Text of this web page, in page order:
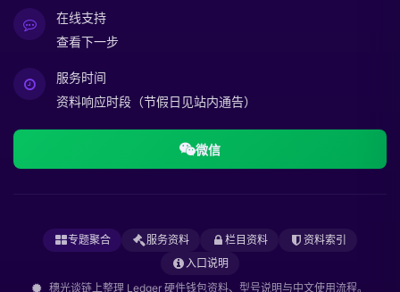
在线支持
查看下一步
服务时间
资料响应时段（节假日见站内通告）
微信
专题聚合 服务资料 栏目资料
资料索引
入口说明
穗光谈链上整理 Ledger 硬件钱包资料、型号说明与中文使用流程。